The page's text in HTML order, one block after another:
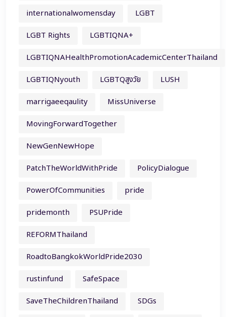
internationalwomensday
LGBT
LGBT Rights
LGBTIQNA+
LGBTIQNAHealthPromotionAcademicCenterThailand
LGBTIQNyouth
LGBTQสูงวัย
LUSH
marrigaeeqaulity
MissUniverse
MovingForwardTogether
NewGenNewHope
PatchTheWorldWithPride
PolicyDialogue
PowerOfCommunities
pride
pridemonth
PSUPride
REFORMThailand
RoadtoBangkokWorldPride2030
rustinfund
SafeSpace
SaveTheChildrenThailand
SDGs